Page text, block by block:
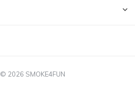
© 2026 SMOKE4FUN